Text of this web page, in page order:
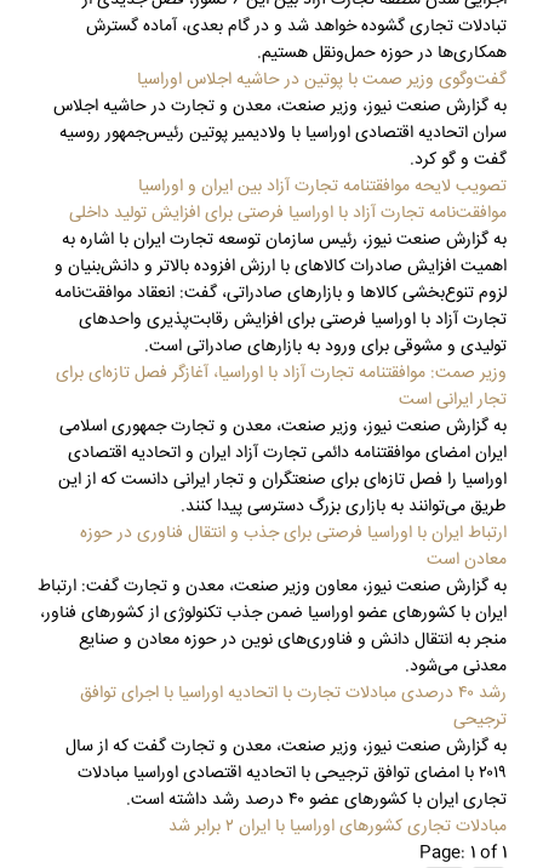
تبادلات تجاری گشوده خواهد شد و در گام بعدی، آماده گسترش
همکاری‌ها در حوزه حمل‌ونقل هستیم.
گفت‌وگوی وزیر صمت با پوتین در حاشیه اجلاس اوراسیا
به گزارش صنعت نیوز، وزیر صنعت، معدن و تجارت در حاشیه اجلاس
سران اتحادیه اقتصادی اوراسیا با ولادیمیر پوتین رئیس‌جمهور روسیه
گفت و گو کرد.
تصویب لایحه موافقتنامه تجارت آزاد بین ایران و اوراسیا
موافقت‌نامه تجارت آزاد با اوراسیا فرصتی برای افزایش تولید داخلی
به گزارش صنعت نیوز، رئیس سازمان توسعه تجارت ایران با اشاره به
اهمیت افزایش صادرات کالاهای با ارزش افزوده بالاتر و دانش‌بنیان و
لزوم تنوع‌بخشی کالاها و بازارهای صادراتی، گفت: انعقاد موافقت‌نامه
تجارت آزاد با اوراسیا فرصتی برای افزایش رقابت‌پذیری واحدهای
تولیدی و مشوقی برای ورود به بازارهای صادراتی است.
وزیر صمت: موافقتنامه تجارت آزاد با اوراسیا، آغازگر فصل تازه‌ای برای
تجار ایرانی است
به گزارش صنعت نیوز، وزیر صنعت، معدن و تجارت جمهوری اسلامی
ایران امضای موافقتنامه دائمی تجارت آزاد ایران و اتحادیه اقتصادی
اوراسیا را فصل تازه‌ای برای صنعتگران و تجار ایرانی دانست که از این
طریق می‌توانند به بازاری بزرگ دسترسی پیدا کنند.
ارتباط ایران با اوراسیا فرصتی برای جذب و انتقال فناوری در حوزه
معادن است
به گزارش صنعت نیوز، معاون وزیر صنعت، معدن و تجارت گفت: ارتباط
ایران با کشورهای عضو اوراسیا ضمن جذب تکنولوژی از کشورهای فناور،
منجر به انتقال دانش و فناوری‌های نوین در حوزه معادن و صنایع
معدنی می‌شود.
رشد ۴۰ درصدی مبادلات تجارت با اتحادیه اوراسیا با اجرای توافق
ترجیحی
به گزارش صنعت نیوز، وزیر صنعت، معدن و تجارت گفت که از سال
۲۰۱۹ با امضای توافق ترجیحی با اتحادیه اقتصادی اوراسیا مبادلات
تجاری ایران با کشورهای عضو ۴۰ درصد رشد داشته است.
مبادلات تجاری کشورهای اوراسیا با ایران ۲ برابر شد
Page: 1 of 1